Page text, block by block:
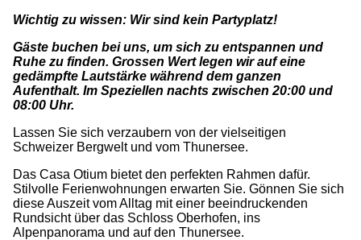
Wichtig zu wissen: Wir sind kein Partyplatz!
Gäste buchen bei uns, um sich zu entspannen und
Ruhe zu finden. Grossen Wert legen wir auf eine
gedämpfte Lautstärke während dem ganzen
Aufenthalt. Im Speziellen nachts zwischen 20:00 und
08:00 Uhr.
Lassen Sie sich verzaubern von der vielseitigen
Schweizer Bergwelt und vom Thunersee.
Das Casa Otium bietet den perfekten Rahmen dafür.
Stilvolle Ferienwohnungen erwarten Sie. Gönnen Sie sich
diese Auszeit vom Alltag mit einer beeindruckenden
Rundsicht über das Schloss Oberhofen, ins
Alpenpanorama und auf den Thunersee.